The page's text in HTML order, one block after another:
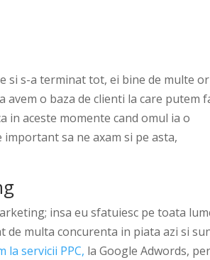
si s-a terminat tot, ei bine de multe
o baza de clienti la care putem
in aceste momente cand omul ia o
sa ne axam si pe asta,
insa eu sfatuiesc pe toata
de multa concurenta in piata azi si
la servicii PPC, la Google Adwords,